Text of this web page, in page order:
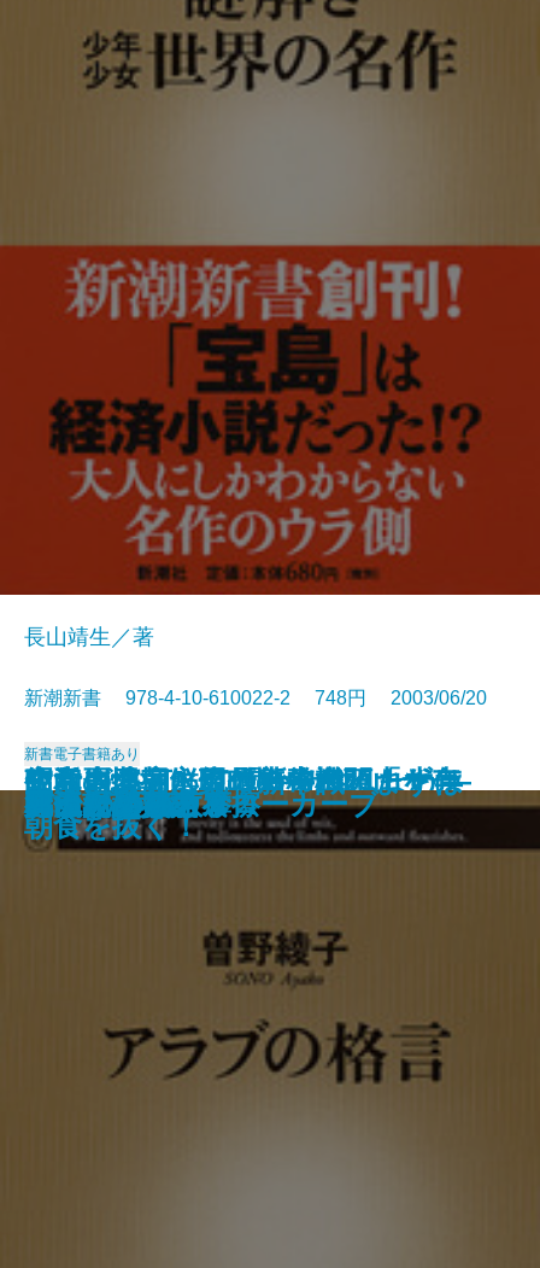
政党崩壊―永田町の失われた十年
―
知らざあ言って聞かせやしょう―
心に響く歌舞伎の名せりふ―
安楽死のできる国
昭和史発掘 幻の特務機関「ヤ
マ」
元気が出る患者学
天皇家の財布
空白の北朝鮮現代史―白頭山を売
った金日成―
山本周五郎のことば
死亡記事を読む
謎解き 少年少女世界の名作
長山靖生／著
新潮新書 978-4-10-610022-2 748円 2003/06/20
新書電子書籍あり
アラブの格言
アメリカ病
時価会計不況
日中ビジネス摩擦
生活習慣病に克つ新常識 まずは
朝食を抜く！
真っ向勝負のスローカーブ
明治天皇を語る
漂流記の魅力
バカの壁
死ぬための教養